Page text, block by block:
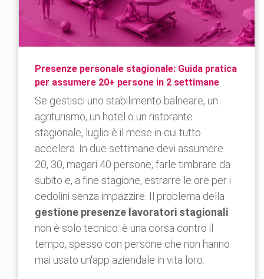
Presenze personale stagionale: Guida pratica
per assumere 20+ persone in 2 settimane
Se gestisci uno stabilimento balneare, un
agriturismo, un hotel o un ristorante
stagionale, luglio è il mese in cui tutto
accelera. In due settimane devi assumere
20, 30, magari 40 persone, farle timbrare da
subito e, a fine stagione, estrarre le ore per i
cedolini senza impazzire. Il problema della
gestione presenze lavoratori stagionali
non è solo tecnico: è una corsa contro il
tempo, spesso con persone che non hanno
mai usato un'app aziendale in vita loro.